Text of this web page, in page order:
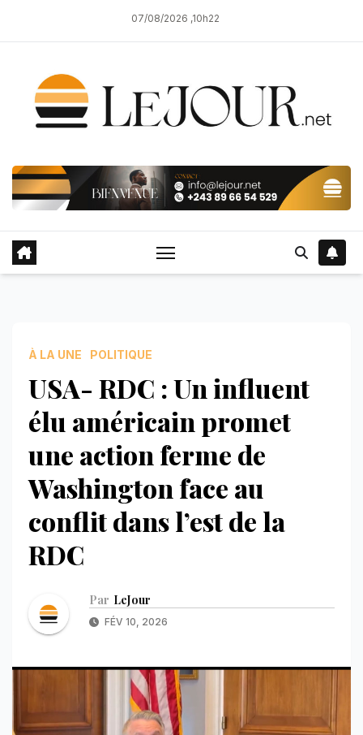
07/08/2026 ,10h22
À LA UNE POLITIQUE
USA- RDC : Un influent
élu américain promet
une action ferme de
Washington face au
conflit dans l’est de la
RDC
Par LeJour
FÉV 10, 2026